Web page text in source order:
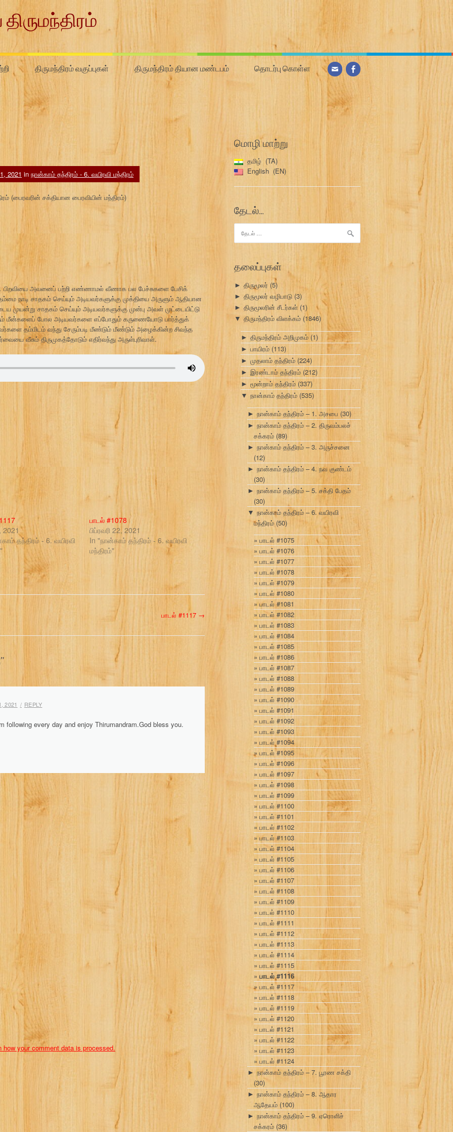
திருமந்திரம் வகுப்புகள் திருமந்திரம் தியான மண்டபம் தொடர்பு கொள்ள
2021 in நான்காம் தந்திரம் - 6. வயிரவி மந்திரம்
(பைரவரின் சக்தியான பைரவியின் மந்திரம்)
அவனைப் பற்றி எண்ணாமல் வீணாக பல பேச்சுகளை பேசிக்
நாடி சாதகம் செய்யும் அடியவர்களுக்கு முக்தியை அருளும் ஆதியான
சாதகம் செய்யும் அடியவர்களுக்கு முன்பு அவள் முட்டையிட்டு
மீன்களைப் போல அடியவர்களை எப்போதும் கருணையோடு பார்த்துக்
தம்மிடம் வந்து சேரும்படி மீண்டும் மீண்டும் அழைக்கின்ற சிவந்த
வீசும் திருமுகத்தோடும் எதிர்வந்து அருள்புரிவாள்.
2021
தந்திரம் - 6. வயிரவி
பாடல் #1078
பிப்ரவரி 22, 2021
In "நான்காம் தந்திரம் - 6. வயிரவி
மந்திரம்"
பாடல் #1117 →
”
2021 REPLY
following every day and enjoy Thirumandram.God bless you.
how your comment data is processed.
மொழி மாற்று
தமிழ்
TA
English
EN
தேடல்…
தேடு:
தலைப்புகள்
► திருமூலர் (5)
► திருமூலர் வழிபாடு (3)
► திருமூலரின் சீடர்கள் (1)
▼ திருமந்திரம் விளக்கம் (1846)
► திருமந்திரம் அறிமுகம் (1)
► பாயிரம் (113)
► முதலாம் தந்திரம் (224)
► இரண்டாம் தந்திரம் (212)
► மூன்றாம் தந்திரம் (337)
▼ நான்காம் தந்திரம் (535)
► நான்காம் தந்திரம் – 1. அசபை (30)
► நான்காம் தந்திரம் – 2. திருவம்பலச்
சக்கரம் (89)
► நான்காம் தந்திரம் – 3. அருச்சனை
(12)
► நான்காம் தந்திரம் – 4. நவ குண்டம்
(30)
► நான்காம் தந்திரம் – 5. சக்தி பேதம்
(30)
▼ நான்காம் தந்திரம் – 6. வயிரவி
மந்திரம்(50)
பாடல் #1075
பாடல் #1076
பாடல் #1077
பாடல் #1078
பாடல் #1079
பாடல் #1080
பாடல் #1081
பாடல் #1082
பாடல் #1083
பாடல் #1084
பாடல் #1085
பாடல் #1086
பாடல் #1087
பாடல் #1088
பாடல் #1089
பாடல் #1090
பாடல் #1091
பாடல் #1092
பாடல் #1093
பாடல் #1094
பாடல் #1095
பாடல் #1096
பாடல் #1097
பாடல் #1098
பாடல் #1099
பாடல் #1100
பாடல் #1101
பாடல் #1102
பாடல் #1103
பாடல் #1104
பாடல் #1105
பாடல் #1106
பாடல் #1107
பாடல் #1108
பாடல் #1109
பாடல் #1110
பாடல் #1111
பாடல் #1112
பாடல் #1113
பாடல் #1114
பாடல் #1115
பாடல் #1116
பாடல் #1117
பாடல் #1118
பாடல் #1119
பாடல் #1120
பாடல் #1121
பாடல் #1122
பாடல் #1123
பாடல் #1124
► நான்காம் தந்திரம் – 7. பூரண சக்தி
(30)
► நான்காம் தந்திரம் – 8. ஆதார
ஆதேயம் (100)
► நான்காம் தந்திரம் – 9. ஏரொளிச்
சக்கரம் (36)